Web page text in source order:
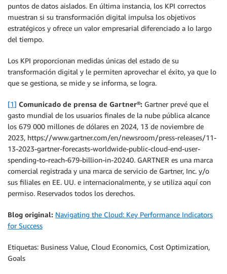
puntos de datos aislados. En última instancia, los KPI correctos
muestran si su transformación digital impulsa los objetivos
estratégicos y ofrece un valor empresarial diferenciado a lo largo
del tiempo.
Los KPI proporcionan medidas únicas del estado de su
transformación digital y le permiten aprovechar el éxito, ya que lo
que se gestiona, se mide y se informa, se logra.
[1] Comunicado de prensa de Gartner®: Gartner prevé que el
gasto mundial de los usuarios finales de la nube pública alcance
los 679 000 millones de dólares en 2024, 13 de noviembre de
2023, https://www.gartner.com/en/newsroom/press-releases/11-
13-2023-gartner-forecasts-worldwide-public-cloud-end-user-
spending-to-reach-679-billion-in-20240. GARTNER es una marca
comercial registrada y una marca de servicio de Gartner, Inc. y/o
sus filiales en EE. UU. e internacionalmente, y se utiliza aquí con
permiso. Reservados todos los derechos.
Blog original: Navigating the Cloud: Key Performance Indicators
for Success
Etiquetas: Business Value, Cloud Economics, Cost Optimization,
Goals